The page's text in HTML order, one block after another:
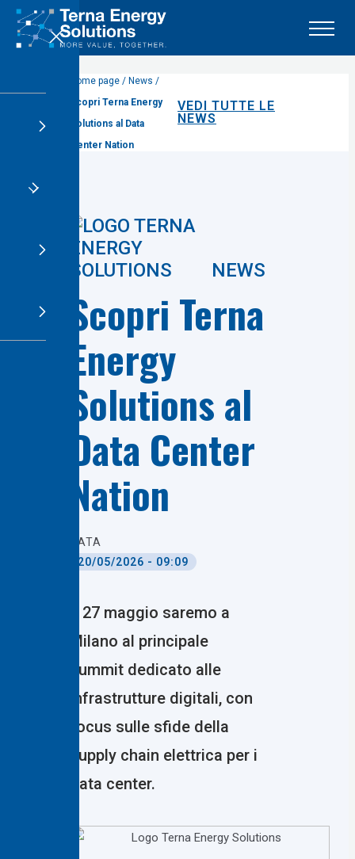
X
Home page / News /
Scopri Terna Energy
Solutions al Data
Center Nation
VEDI TUTTE LE
NEWS
NEWS
Scopri Terna
Energy
Solutions al
Data Center
Nation
DATA
20/05/2026 - 09:09
Il 27 maggio saremo a
Milano al principale
summit dedicato alle
infrastrutture digitali, con
focus sulle sfide della
supply chain elettrica per i
data center.